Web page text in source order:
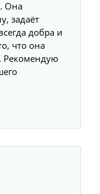
Она
задаёт
добра и
что она
Рекомендую